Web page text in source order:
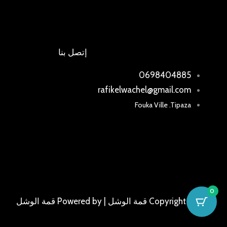
إتصل بنا
0698404885
rafikelwachel@gmail.com
Fouka Ville .Tipaza
Copyright © 2026 قمة الوشل | Powered by قمة الوشل
0